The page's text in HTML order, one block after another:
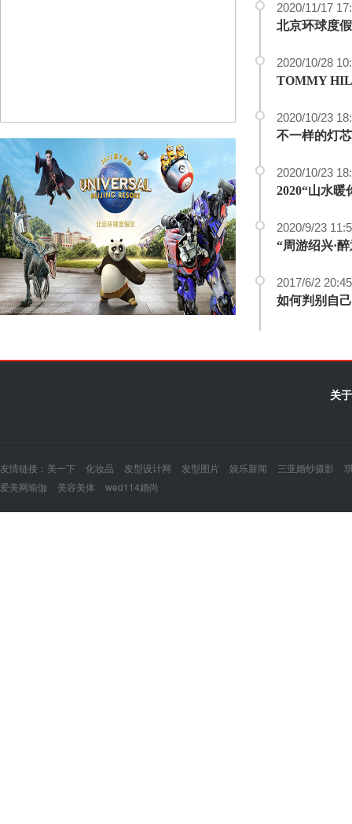
2020/11/17
北京环球度
2020/10/28
TOMMY
2020/10/23
不一样的灯
2020/10/23
2020/9/23
2017/6/2
如何判别自
关
友情链接： 美一下 化妆品 发型设计网 发型图片 娱乐新闻 三亚婚纱摄影
爱美网瑜伽
美容美体 wed114婚尚